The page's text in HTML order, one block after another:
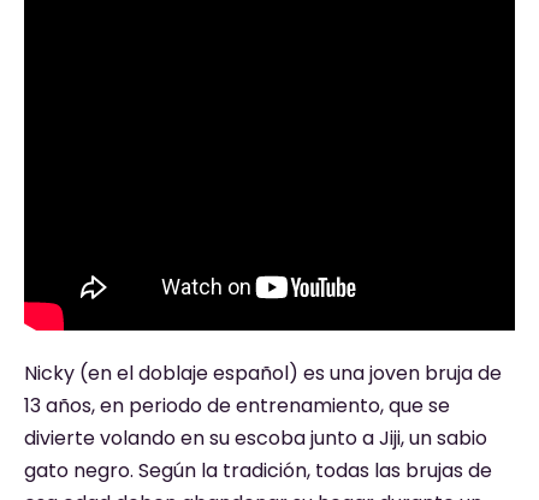
Nicky (en el doblaje español) es una joven bruja de
13 años, en periodo de entrenamiento, que se
divierte volando en su escoba junto a Jiji, un sabio
gato negro. Según la tradición, todas las brujas de